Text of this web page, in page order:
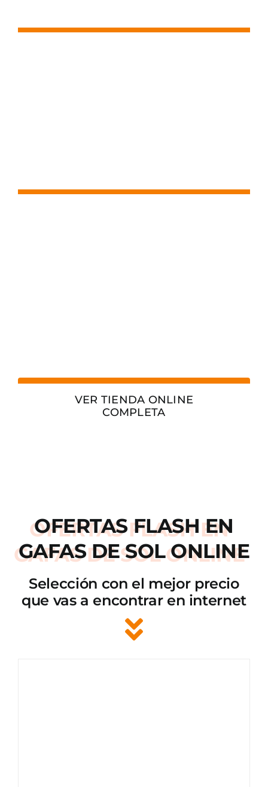
VER TIENDA ONLINE
COMPLETA
OFERTAS FLASH EN
GAFAS DE SOL ONLINE
Selección con el mejor precio
que vas a encontrar en internet